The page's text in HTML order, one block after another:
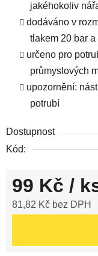
jakéhokoliv
dodáváno v
tlakem 20 bar a
určeno pro
průmyslových
upozornění:
potrubí
Dostupnost
Kód:
99 Kč /
81,82 Kč bez DPH